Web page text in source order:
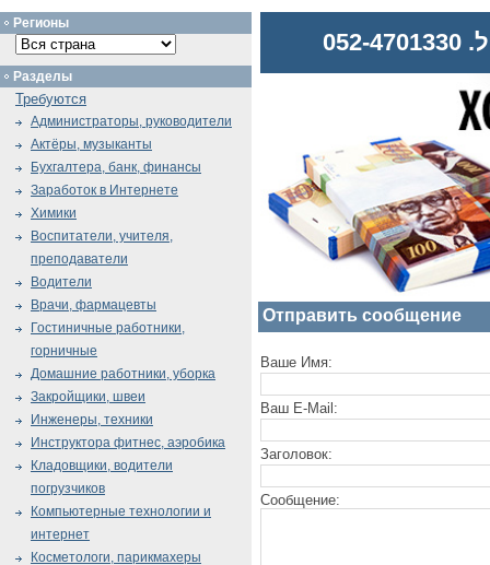
Отправить сообщение
Ваше Имя:
Ваш E-Mail:
Заголовок:
Сообщение:
Регионы
Разделы
Требуются
Администраторы, руководители
Актёры, музыканты
Бухгалтера, банк, финансы
Заработок в Интернете
Химики
Воспитатели, учителя,
преподаватели
Водители
Врачи, фармацевты
Гостиничные работники,
горничные
Домашние работники, уборка
Закройщики, швеи
Инженеры, техники
Инструктора фитнес, аэробика
Кладовщики, водители
погрузчиков
Компьютерные технологии и
интернет
Косметологи, парикмахеры